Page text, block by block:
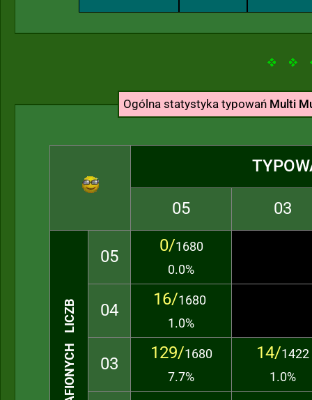
Ogólna statystyka typowań Multi
05 03
TRAFIONYCH LICZB
05
0/1680
0.0%
04
16/1680
1.0%
03
129/1680
7.7%
14/1422
1.0%